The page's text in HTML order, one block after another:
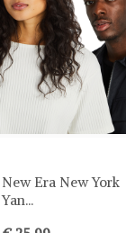
New Era New York
Yan...